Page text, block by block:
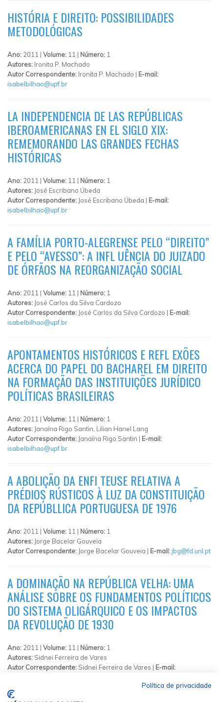
HISTÓRIA E DIREITO: POSSIBILIDADES
METODOLÓGICAS
Ano: 2011 | Volume: 11 | Número: 1
Autores: Ironita P. Machado
Autor Correspondente: Ironita P. Machado | E-mail:
isabelbilhao@upf.br
LA INDEPENDENCIA DE LAS REPÚBLICAS
IBEROAMERICANAS EN EL SIGLO XIX:
REMEMORANDO LAS GRANDES FECHAS
HISTÓRICAS
Ano: 2011 | Volume: 11 | Número: 1
Autores: José Escribano Úbeda
Autor Correspondente: José Escribano Úbeda | E-mail:
isabelbilhao@upf.br
A FAMÍLIA PORTO-ALEGRENSE PELO “DIREITO”
E PELO “AVESSO”: A INFL UÊNCIA DO JUIZADO
DE ÓRFÃOS NA REORGANIZAÇÃO SOCIAL
Ano: 2011 | Volume: 11 | Número: 1
Autores: José Carlos da Silva Cardozo
Autor Correspondente: José Carlos da Silva Cardozo | E-mail:
isabelbilhao@upf.br
APONTAMENTOS HISTÓRICOS E REFL EXÕES
ACERCA DO PAPEL DO BACHAREL EM DIREITO
NA FORMAÇÃO DAS INSTITUIÇÕES JURÍDICO
POLÍTICAS BRASILEIRAS
Ano: 2011 | Volume: 11 | Número: 1
Autores: Janaína Rigo Santin, Lilian Hanel Lang
Autor Correspondente: Janaína Rigo Santin | E-mail:
isabelbilhao@upf.br
A ABOLIÇÃO DA ENFI TEUSE RELATIVA A
PRÉDIOS RÚSTICOS À LUZ DA CONSTITUIÇÃO
DA REPÚBLLICA PORTUGUESA DE 1976
Ano: 2011 | Volume: 11 | Número: 1
Autores: Jorge Bacelar Gouveia
Autor Correspondente: Jorge Bacelar Gouveia | E-mail:jbg@fd.unl.pt
A DOMINAÇÃO NA REPÚBLICA VELHA: UMA
ANÁLISE SOBRE OS FUNDAMENTOS POLÍTICOS
DO SISTEMA OLIGÁRQUICO E OS IMPACTOS
DA REVOLUÇÃO DE 1930
Ano: 2011 | Volume: 11 | Número: 1
Autores: Sidnei Ferreira de Vares
Autor Correspondente: Sidnei Ferreira de Vares | E-mail:
Política de privacidade